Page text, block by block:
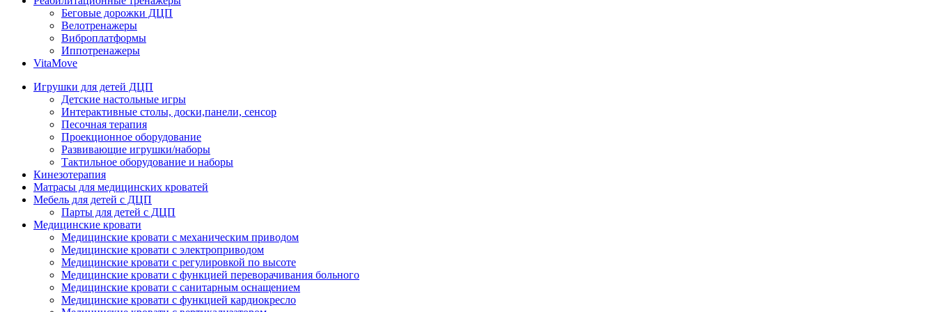
Беговые дорожки ДЦП
Велотренажеры
Виброплатформы
Иппотренажеры
VitaMove
Игрушки для детей ДЦП
Детские настольные игры
Интерактивные столы, доски,панели, сенсор
Песочная терапия
Проекционное оборудование
Развивающие игрушки/наборы
Тактильное оборудование и наборы
Кинезотерапия
Матрасы для медицинских кроватей
Мебель для детей с ДЦП
Парты для детей с ДЦП
Медицинские кровати
Медицинские кровати с механическим приводом
Медицинские кровати с электроприводом
Медицинские кровати с регулировкой по высоте
Медицинские кровати с функцией переворачивания больного
Медицинские кровати с санитарным оснащением
Медицинские кровати с функцией кардиокресло